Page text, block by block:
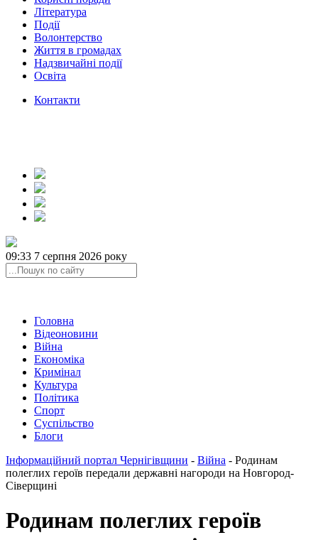
Література
Події
Волонтерство
Життя в громадах
Надзвичайні події
Освіта
Контакти
09:33 7 серпня 2026 року
Головна
Відеоновини
Війна
Економіка
Кримінал
Культура
Політика
Спорт
Суспільство
Блоги
Інформаційний портал Чернігівщини - Війна - Родинам
полеглих героїв передали державні нагороди на Новгород-
Сіверщині
Родинам полеглих героїв